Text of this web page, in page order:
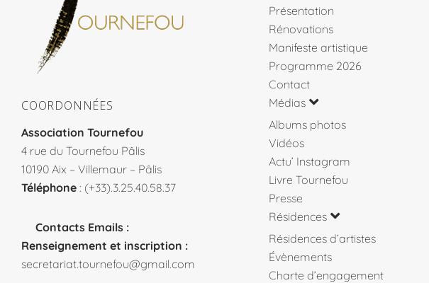
COORDONNÉES
Association Tournefou
4 rue du Tournefou Pâlis
10190 Aix – Villemaur – Pâlis
Téléphone : (+33).3.25.40.58.37
Contacts Emails :
Renseignement et inscription :
secretariat.tournefou@gmail.com
Présentation
Rénovations
Manifeste artistique
Programme 2026
Contact
Médias
Albums photos
Vidéos
Actu’ Instagram
Livre Tournefou
Presse
Résidences
Résidences d’artistes
Évènements
Charte d’engagement